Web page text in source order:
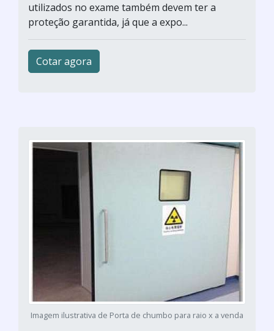
utilizados no exame também devem ter a
proteção garantida, já que a expo...
Cotar agora
Imagem ilustrativa de Porta de chumbo para raio x a venda